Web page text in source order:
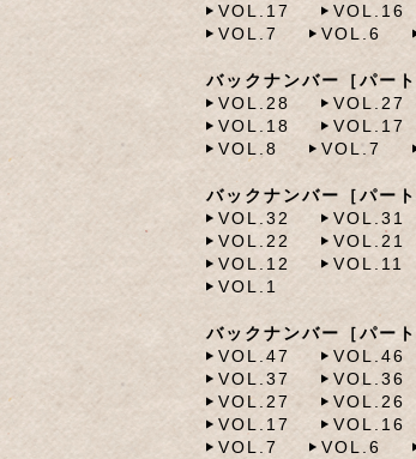
VOL.17
VOL.16
VOL.7
VOL.6
バックナンバー［パー
VOL.28
VOL.27
VOL.18
VOL.17
VOL.8
VOL.7
バックナンバー［パー
VOL.32
VOL.31
VOL.22
VOL.21
VOL.12
VOL.11
VOL.1
バックナンバー［パー
VOL.47
VOL.46
VOL.37
VOL.36
VOL.27
VOL.26
VOL.17
VOL.16
VOL.7
VOL.6